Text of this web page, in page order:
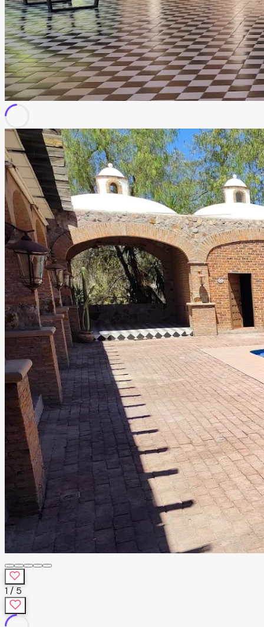
1 / 5